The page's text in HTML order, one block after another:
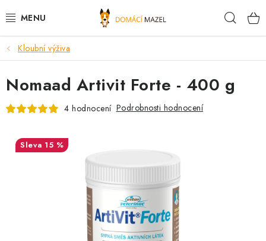
na
DOPORUČUJEME
VÝPRODEJ SKLADU
PSI
KOČKY
Kloubní výživa
Nomaad Artivit Forte - 400 g
4 hodnocení Podrobnosti hodnocení
15 %